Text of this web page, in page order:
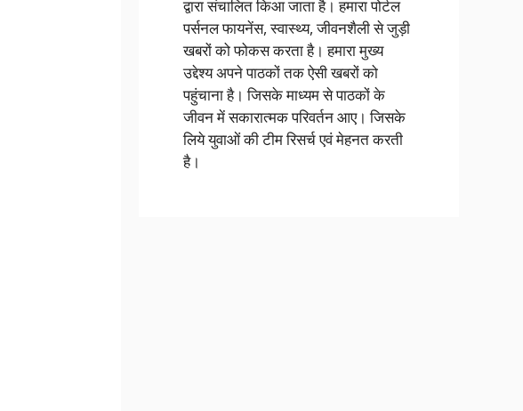
द्वारा संचालित किआ जाता है। हमारा पोर्टल
पर्सनल फायनेंस, स्वास्थ्य, जीवनशैली से जुड़ी
खबरों को फोकस करता है। हमारा मुख्य
उद्देश्य अपने पाठकों तक ऐसी खबरों को
पहुंचाना है। जिसके माध्यम से पाठकों के
जीवन में सकारात्मक परिवर्तन आए। जिसके
लिये युवाओं की टीम रिसर्च एवं मेहनत करती
है।